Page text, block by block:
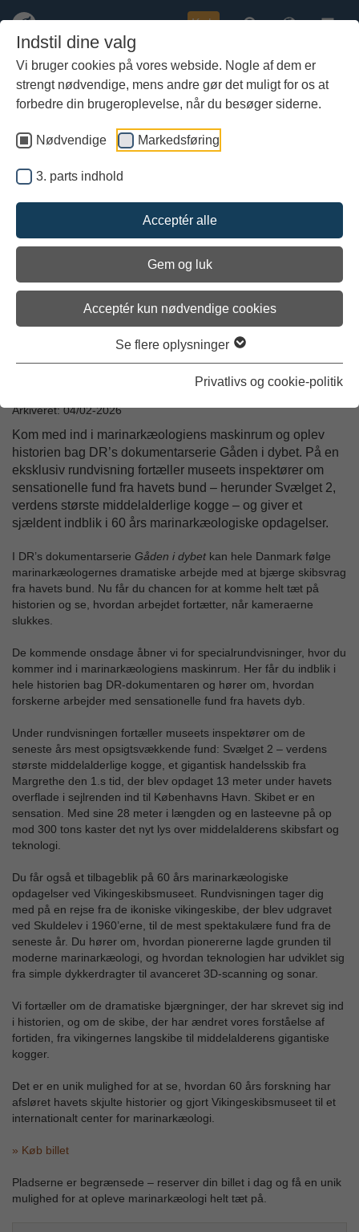
Indstil dine valg
Vi bruger cookies på vores webside. Nogle af dem er
strengt nødvendige, mens andre gør det muligt for os at
forbedre din brugeroplevelse, når du besøger siderne.
Nødvendige Markedsføring
3. parts indhold
Acceptér alle
Gem og luk
Acceptér kun nødvendige cookies
Se flere oplysninger
Privatlivs og cookie-politik
indhold
Køb
Arkiveret
Gåderne i dybet – eksklusiv
rundvisning om marinarkæologi
Arkiveret: 04/02-2026
Kom med ind i marinarkæologiens maskinrum og oplev
historien bag DR’s dokumentarserie Gåden i dybet. På en
eksklusiv rundvisning fortæller museets inspektører om
sensationelle fund fra havets bund – herunder Svælget 2,
verdens største middelalderlige kogge – og giver et
sjældent indblik i 60 års marinarkæologiske opdagelser.
I DR’s dokumentarserie Gåden i dybet kan hele Danmark følge
marinarkæologernes dramatiske arbejde med at bjærge skibsvrag
fra havets bund. Nu får du chancen for at komme helt tæt på
historien og se, hvordan arbejdet fortætter, når kameraerne
slukkes.
De kommende onsdage åbner vi for specialrundvisninger, hvor du
kommer ind i marinarkæologiens maskinrum. Her får du indblik i
hele historien bag DR-dokumentaren og hører om, hvordan
forskerne arbejder med sensationelle fund fra havets dyb.
Under rundvisningen fortæller museets inspektører om de
seneste års mest opsigtsvækkende fund: Svælget 2 – verdens
største middelalderlige kogge, et gigantisk handelsskib fra
Margrethe den 1.s tid, der blev opdaget 13 meter under havets
overflade i sejlrenden ind til Københavns Havn. Skibet er en
sensation. Med sine 28 meter i længden og en lasteevne på op
mod 300 tons kaster det nyt lys over middelalderens skibsfart og
teknologi.
Du får også et tilbageblik på 60 års marinarkæologiske
opdagelser ved Vikingeskibsmuseet. Rundvisningen tager dig
med på en rejse fra de ikoniske vikingeskibe, der blev udgravet
ved Skuldelev i 1960’erne, til de mest spektakulære fund fra de
seneste år. Du hører om, hvordan pionererne lagde grunden til
moderne marinarkæologi, og hvordan teknologien har udviklet sig
fra simple dykkerdragter til avanceret 3D-scanning og sonar.
Vi fortæller om de dramatiske bjærgninger, der har skrevet sig ind
i historien, og om de skibe, der har ændret vores forståelse af
fortiden, fra vikingernes langskibe til middelalderens gigantiske
kogger.
Det er en unik mulighed for at se, hvordan 60 års forskning har
afsløret havets skjulte historier og gjort Vikingeskibsmuseet til et
internationalt center for marinarkæologi.
» Køb billet
Pladserne er begrænsede – reserver din billet i dag og få en unik
mulighed for at opleve marinarkæologi helt tæt på.